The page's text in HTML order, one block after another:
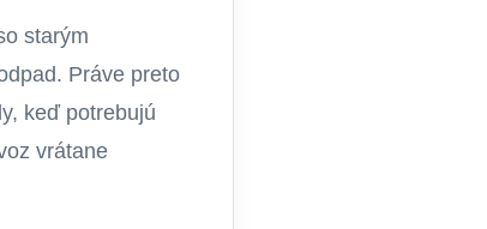
starým
Práve preto
keď potrebujú
vrátane